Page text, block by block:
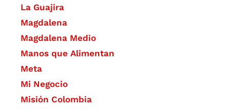
La Guajira
Magdalena
Magdalena Medio
Manos que Alimentan
Meta
Mi Negocio
Misión Colombia